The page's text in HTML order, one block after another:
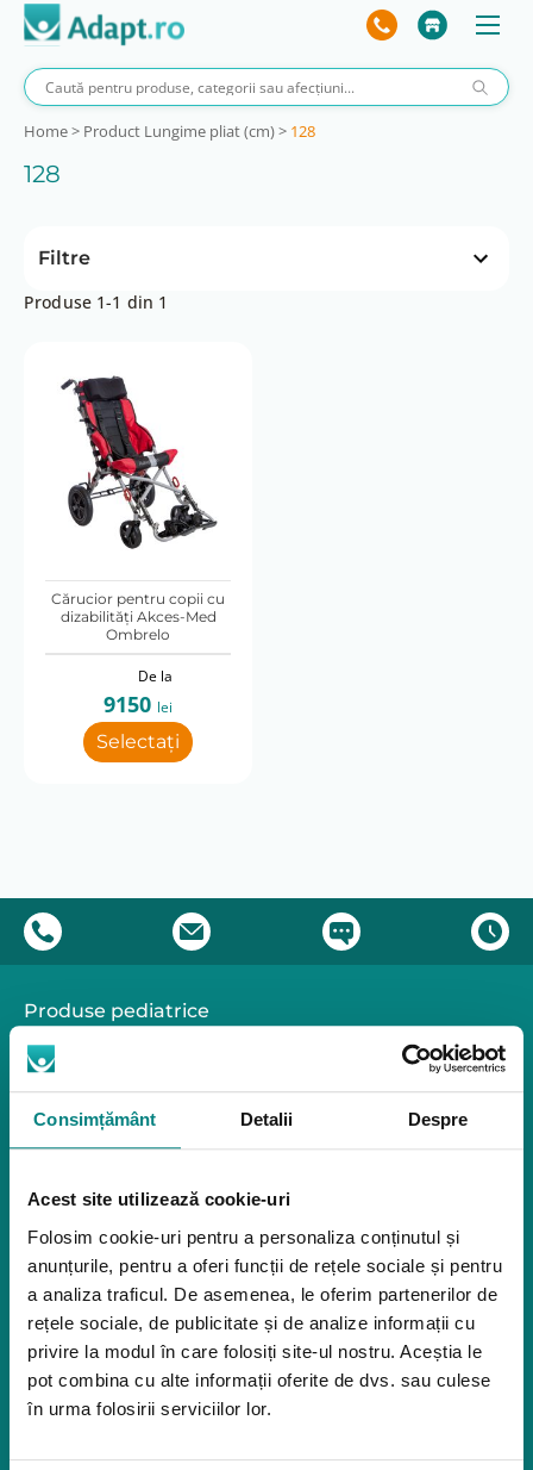
Consimțământ Detalii Despre
Acest site utilizează cookie-uri
Folosim cookie-uri pentru a personaliza conținutul și
anunțurile, pentru a oferi funcții de rețele sociale și pentru
a analiza traficul. De asemenea, le oferim partenerilor de
rețele sociale, de publicitate și de analize informații cu
privire la modul în care folosiți site-ul nostru. Aceștia le
pot combina cu alte informații oferite de dvs. sau culese
în urma folosirii serviciilor lor.
Home> Product Lungime pliat (cm)> 128
128
Filtre
9150 lei
9150 lei
Brand
Akces Med
Inaltime pliat (cm)
Latime pliat (cm)
34
35
Marime 1
Marime 2
Marime 5
Produse 1-1 din 1
Cărucior pentru copii cu
dizabilităţi Akces-Med
Ombrelo
De la
9150 lei
Selectați
Produse pediatrice
Mobilitate
Reabilitare
Pozitionare
Igiena
Mostre
Dispozitive pentru urcarea scărilor
Rampe pentru scaune cu rotile
Bare de prindere și mânere de baie
Închiriere platforme șenilate
Închiriere rampe acces
Produse pentru adulţi
Apnee în somn
Orteze
Oxigenoterapia